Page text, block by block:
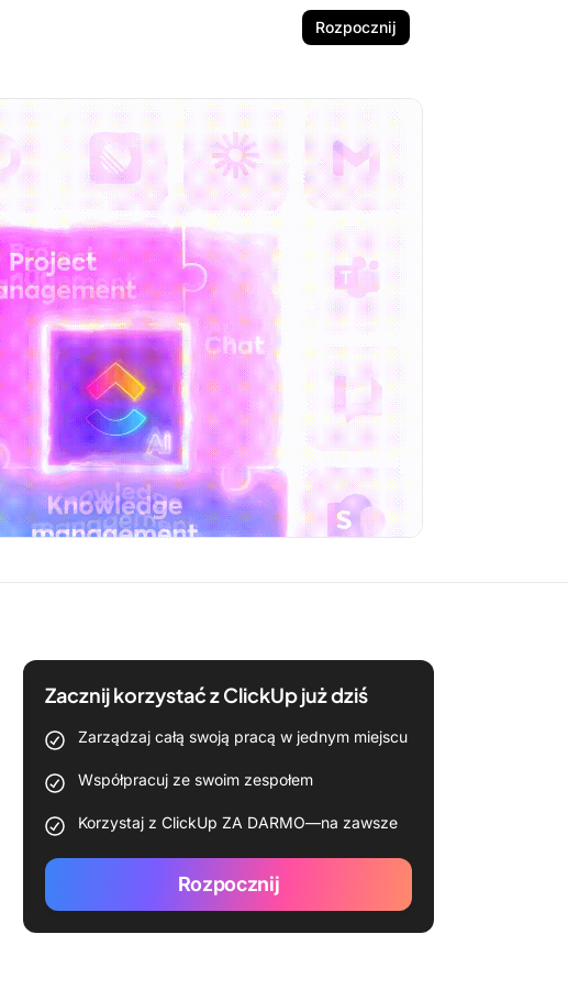
Rozpocznij
Zacznij korzystać z ClickUp już dziś
Zarządzaj całą swoją pracą w jednym miejscu
Współpracuj ze swoim zespołem
Korzystaj z ClickUp ZA DARMO—na zawsze
Rozpocznij